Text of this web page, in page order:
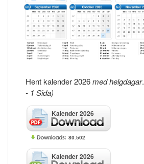
Hent kalender 2026med helgdagar.
- 1 Sida)
Kalender 2026
80.502
Kalender 2026